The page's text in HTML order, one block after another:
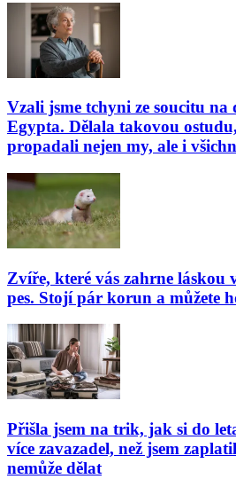
Vzali jsme tchyni ze soucitu na
Egypta. Dělala takovou
propadali nejen my, ale i
Zvíře, které vás zahrne láskou
pes. Stojí pár korun a můžete
Přišla jsem na trik, jak si do
více zavazadel, než jsem
nemůže dělat